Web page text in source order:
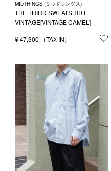
MIDTHINGS (ミッドシングス)
THE THIRD SWEATSHIRT
VINTAGE[VINTAGE CAMEL]
¥47,300